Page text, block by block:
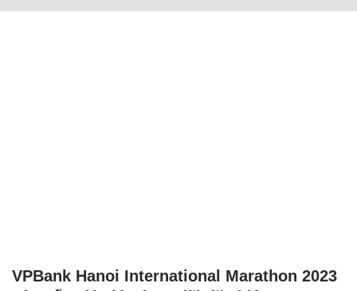
VPBank Hanoi International Marathon 2023